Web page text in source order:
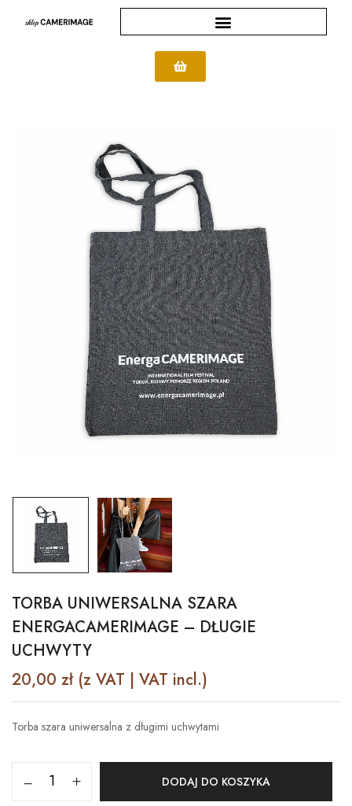
TORBA UNIWERSALNA SZARA
ENERGACAMERIMAGE – DŁUGIE
UCHWYTY
20,00 zł(z VAT | VAT incl.)
Torba szara uniwersalna z długimi uchwytami
DODAJ DO KOSZYKA